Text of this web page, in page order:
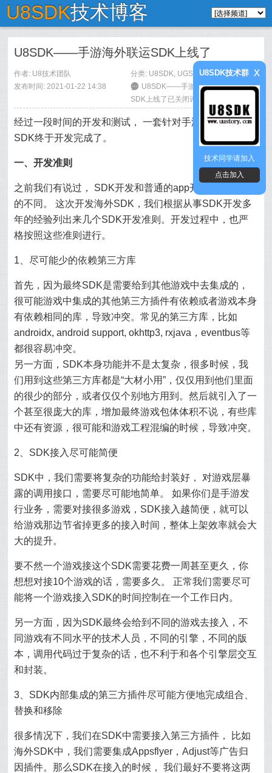
U8SDK技术博客
U8SDK——手游海外联运SDK上线了
作者: U8技术团队 分类: U8SDK, UGSDK
发布时间: 2021-01-22 14:38
6 U8SDK——手游海外联运
SDK上线了 已关闭评论
经过一段时间的开发和测试， 一套针对手游海外联运的
SDK终于开发完成了。
一、开发准则
之前我们有说过， SDK开发和普通的app开发其实有很大
的不同。 这次开发海外SDK，我们根据从事SDK开发多
年的经验列出来几个SDK开发准则。开发过程中，也严
格按照这些准则进行。
1、尽可能少的依赖第三方库
首先，因为最终SDK是需要给到其他游戏中去集成的，
很可能游戏中集成的其他第三方插件有依赖或者游戏本身
有依赖相同的库，导致冲突。常见的第三方库，比如
androidx, android support, okhttp3, rxjava，eventbus等
都很容易冲突。
另一方面，SDK本身功能并不是太复杂，很多时候，我
们用到这些第三方库都是“大材小用”，仅仅用到他们里面
的很少的部分，或者仅仅个别地方用到。然后就引入了一
个甚至很庞大的库，增加最终游戏包体体积不说，有些库
中还有资源，很可能和游戏工程混编的时候，导致冲突。
2、SDK接入尽可能简便
SDK中，我们需要将复杂的功能给封装好， 对游戏层暴
露的调用接口，需要尽可能地简单。 如果你们是手游发
行业务，需要对接很多游戏，SDK接入越简便，就可以
给游戏那边节省掉更多的接入时间，整体上架效率就会大
大的提升。
要不然一个游戏接这个SDK需要花费一周甚至更久，你
想想对接10个游戏的话，需要多久。 正常我们需要尽可
能将一个游戏接入SDK的时间控制在一个工作日内。
另一方面，因为SDK最终会给到不同的游戏去接入，不
同游戏有不同水平的技术人员，不同的引擎，不同的版
本，调用代码过于复杂的话，也不利于和各个引擎层交互
和封装。
3、SDK内部集成的第三方插件尽可能方便地完成组合、
替换和移除
很多情况下，我们在SDK中需要接入第三方插件， 比如
海外SDK中，我们需要集成Appsflyer，Adjust等广告归
因插件。那么SDK在接入的时候， 我们最好不要将这两
U8SDK技术群 x
技术同学请加入
点击加入